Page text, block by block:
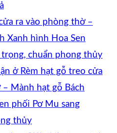
ra vào phòng thờ –
Xanh hình Hoa Sen
chuẩn phong thủy
ở Rèm hạt gỗ treo cửa
Mành hạt gỗ Bách
phối Pơ Mu sang
thủy